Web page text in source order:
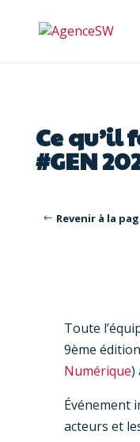
Ce qu’il
#GEN
Revenir à la
Toute
9ème
Numérique)
Événement
acteurs et